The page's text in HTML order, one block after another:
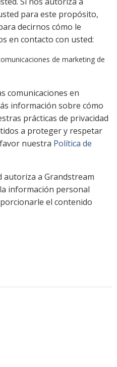
para este propósito,
decirnos cómo le
en contacto con usted:
de marketing de
comunicaciones en
información sobre cómo
prácticas de privacidad
a proteger y respetar
nuestra Política de
autoriza a Grandstream
información personal
el contenido